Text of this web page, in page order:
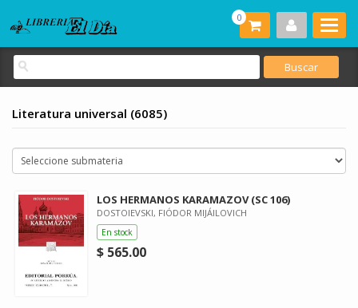
0
Literatura universal (6085)
LOS HERMANOS KARAMAZOV (SC 106)
DOSTOIEVSKI, FIÓDOR MIJÁILOVICH
En stock
$ 565.00